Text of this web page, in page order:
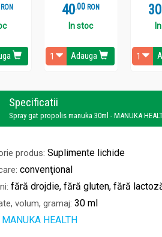
RON 40.0 RON
In stoc
Adauga
30
Specificatii
Spray gat propolis manuka 30ml - MANUKA
produs: Suplimente lichide
convenţional
fără drojdie, fără gluten, fără
volum, gramaj: 30 ml
MANUKA HEALTH